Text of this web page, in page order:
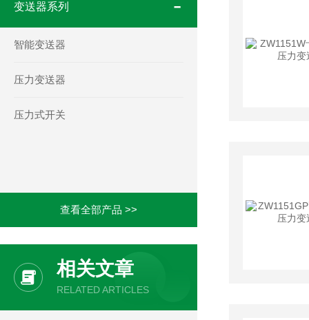
变送器系列
智能变送器
压力变送器
压力式开关
查看全部产品 >>
相关文章
RELATED ARTICLES